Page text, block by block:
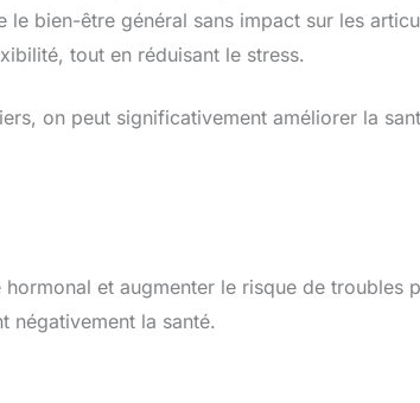
bien-être général sans impact sur les
tout en réduisant le stress.
on peut significativement améliorer la
et augmenter le risque de troubles
négativement la santé.